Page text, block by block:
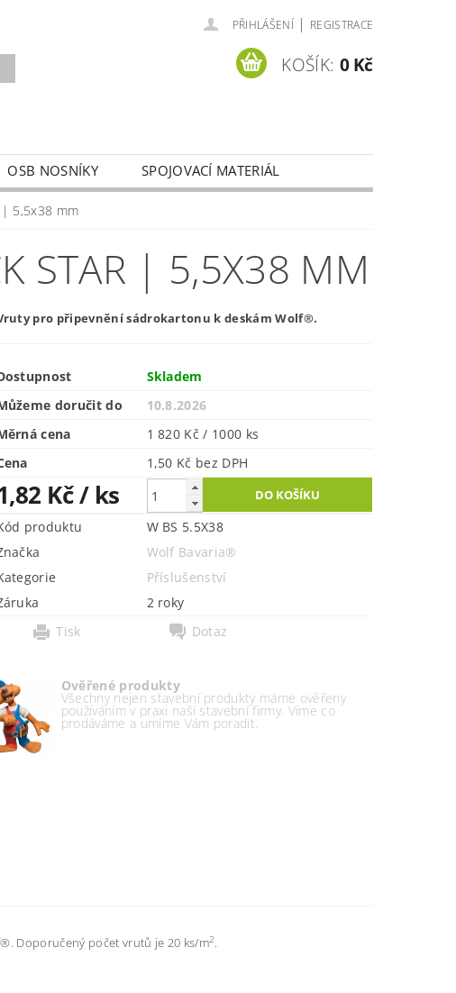
PŘIHLÁŠENÍ | REGISTRACE
KOŠÍK: 0 Kč
OSB NOSNÍKY
SPOJOVACÍ MATERIÁL
OSOBNÍCH ÚDAJŮ
| 5,5x38 mm
STAR | 5,5X38 MM
pro připevnění sádrokartonu k deskám Wolf®.
Skladem
doručit do
10.8.2026
cena
1 820 Kč / 1000 ks
1,50 Kč bez DPH
Kč/ ks
produktu
W BS 5.5X38
Wolf Bavaria®
Příslušenství
2 roky
Tisk
Dotaz
Ověřené produkty
Všechny nejen stavební produkty máme ověřeny
používáním v praxi naší stavební firmy. Víme co
prodáváme a umíme Vám poradit.
Doporučený počet vrutů je 20 ks/m2.